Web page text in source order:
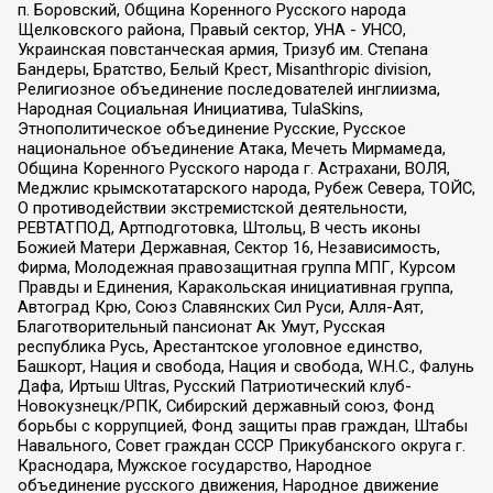
п. Боровский, Община Коренного Русского народа
Щелковского района, Правый сектор, УНА - УНСО,
Украинская повстанческая армия, Тризуб им. Степана
Бандеры, Братство, Белый Крест, Misanthropic division,
Религиозное объединение последователей инглиизма,
Народная Социальная Инициатива, TulaSkins,
Этнополитическое объединение Русские, Русское
национальное объединение Атака, Мечеть Мирмамеда,
Община Коренного Русского народа г. Астрахани, ВОЛЯ,
Меджлис крымскотатарского народа, Рубеж Севера, ТОЙС,
О противодействии экстремистской деятельности,
РЕВТАТПОД, Артподготовка, Штольц, В честь иконы
Божией Матери Державная, Сектор 16, Независимость,
Фирма, Молодежная правозащитная группа МПГ, Курсом
Правды и Единения, Каракольская инициативная группа,
Автоград Крю, Союз Славянских Сил Руси, Алля-Аят,
Благотворительный пансионат Ак Умут, Русская
республика Русь, Арестантское уголовное единство,
Башкорт, Нация и свобода, Нация и свобода, W.H.С., Фалунь
Дафа, Иртыш Ultras, Русский Патриотический клуб-
Новокузнецк/РПК, Сибирский державный союз, Фонд
борьбы с коррупцией, Фонд защиты прав граждан, Штабы
Навального, Совет граждан СССР Прикубанского округа г.
Краснодара, Мужское государство, Народное
объединение русского движения, Народное движение